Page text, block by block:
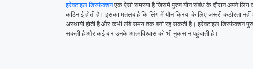
इरेक्टाइल डिस्फंक्शनएक ऐसी समस्या है जिसमें पुरुष यौन संबंध के दौरान अपने लिंग
कठिनाई होती है। इसका मतलब है कि लिंग में यौन क्रिया के लिए जरूरी कठोरता
अस्थायी होती है और कभी लंबे समय तक बनी रह सकती है। इरेक्टाइल डिस्फंक्शन
सकती है और कई बार उनके आत्मविश्वास को भी नुकसान पहुंचाती है।